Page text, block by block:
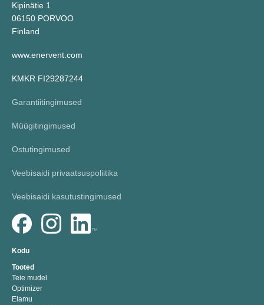
Kipinätie 1
06150 PORVOO
Finland
www.enervent.com
KMKR FI29287244
Garantiitingimused
Müügitingimused
Ostutingimused
Veebisaidi privaatsuspoliitika
Veebisaidi kasutustingimused
Kodu
Tooted
Teie mudel
Optimizer
Elamu